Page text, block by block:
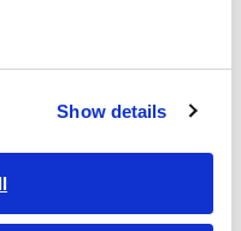
Show details